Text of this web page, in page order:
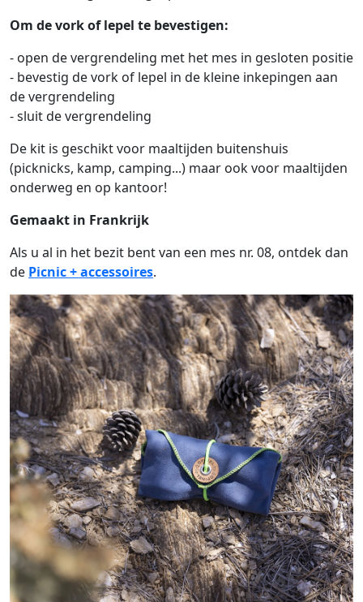
Om de vork of lepel te bevestigen:
- open de vergrendeling met het mes in gesloten positie
- bevestig de vork of lepel in de kleine inkepingen aan
de vergrendeling
- sluit de vergrendeling
De kit is geschikt voor maaltijden buitenshuis
(picknicks, kamp, camping...) maar ook voor maaltijden
onderweg en op kantoor!
Gemaakt in Frankrijk
Als u al in het bezit bent van een mes nr. 08, ontdek dan
de Picnic + accessoires.